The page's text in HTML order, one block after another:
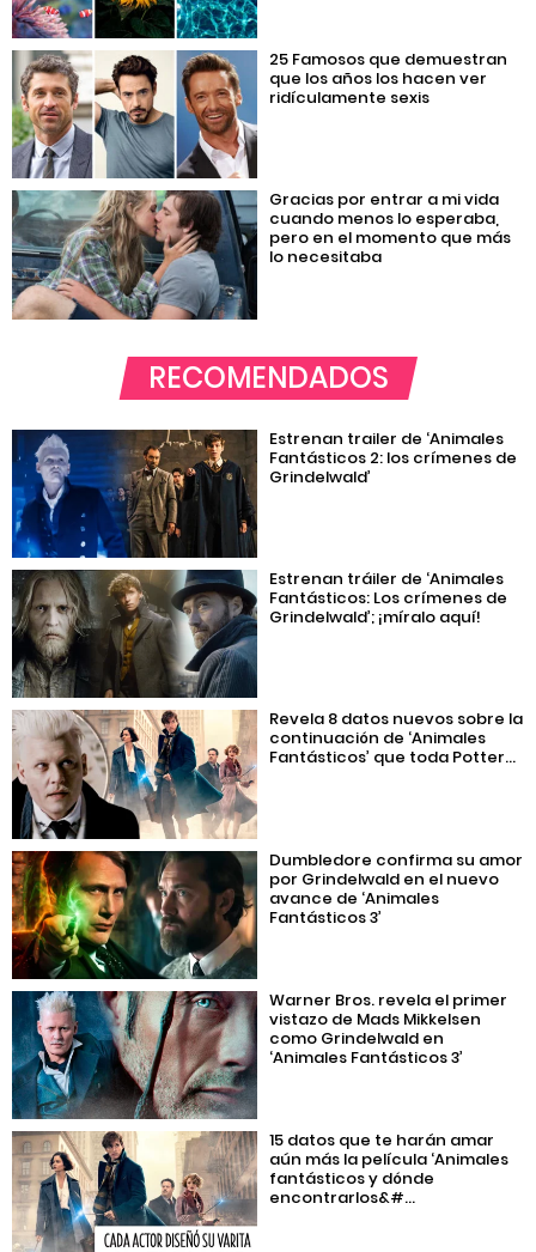
25 Famosos que demuestran
que los años los hacen ver
ridículamente sexis
Gracias por entrar a mi vida
cuando menos lo esperaba,
pero en el momento que más
lo necesitaba
RECOMENDADOS
Estrenan trailer de ‘Animales
Fantásticos 2: los crímenes de
Grindelwald’
Estrenan tráiler de ‘Animales
Fantásticos: Los crímenes de
Grindelwald’; ¡míralo aquí!
Revela 8 datos nuevos sobre la
continuación de ‘Animales
Fantásticos’ que toda Potter...
Dumbledore confirma su amor
por Grindelwald en el nuevo
avance de ‘Animales
Fantásticos 3’
Warner Bros. revela el primer
vistazo de Mads Mikkelsen
como Grindelwald en
‘Animales Fantásticos 3’
15 datos que te harán amar
aún más la película ‘Animales
fantásticos y dónde
encontrarlos&#...